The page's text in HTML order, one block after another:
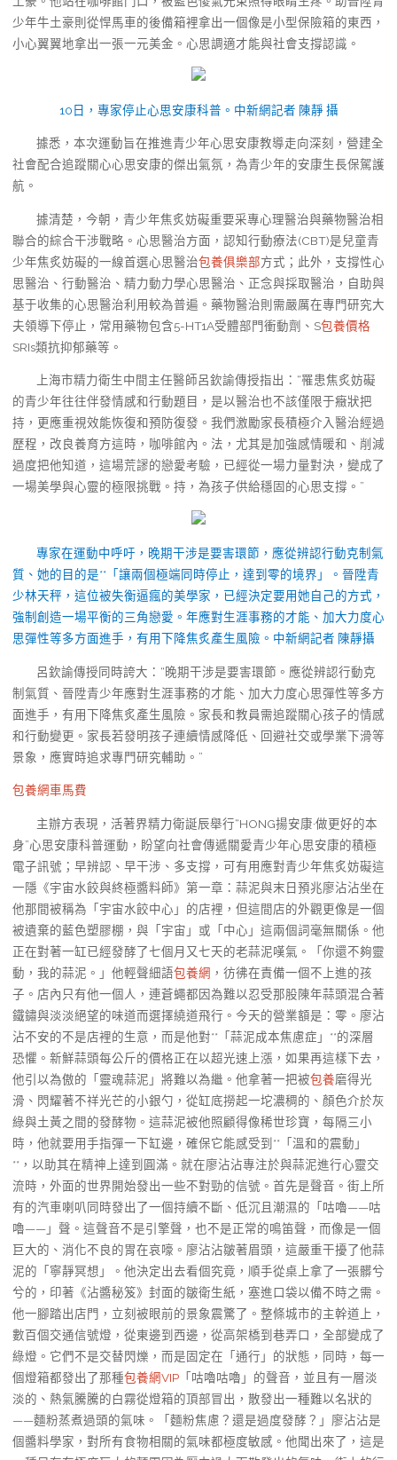
少年牛土豪則從悍馬車的後備箱裡拿出一個像是小型保險箱的東西，
小心翼翼地拿出一張一元美金。心思調適才能與社會支撐認識。
10日，專家停止心思安康科普。中新網記者 陳靜 攝
據悉，本次運動旨在推進青少年心思安康教導走向深刻，營建全
社會配合追蹤關心心思安康的傑出氣氛，為青少年的安康生長保駕護
航。
據清楚，今朝，青少年焦炙妨礙重要采專心理醫治與藥物醫治相
聯合的綜合干涉戰略。心思醫治方面，認知行動療法(CBT)是兒童青
少年焦炙妨礙的一線首選心思醫治包養俱樂部方式；此外，支撐性心
思醫治、行動醫治、精力動力學心思醫治、正念與採取醫治，自助與
基于收集的心思醫治利用較為普遍。藥物醫治則需嚴厲在專門研究大
夫領導下停止，常用藥物包含5-HT1A受體部門衝動劑、S包養價格
SRIs類抗抑郁藥等。
上海市精力衛生中間主任醫師呂欽諭傳授指出：“罹患焦炙妨礙
的青少年往往伴發情感和行動題目，是以醫治也不該僅限于癥狀把
持，更應重視效能恢復和預防復發。我們激勵家長積極介入醫治經過
歷程，改良養育方這時，咖啡館內。法，尤其是加強感情暖和、削減
過度把他知道，這場荒謬的戀愛考驗，已經從一場力量對決，變成了
一場美學與心靈的極限挑戰。持，為孩子供給穩固的心思支撐。”
專家在運動中呼吁，晚期干涉是要害環節，應從辨認行動克制氣
質、她的目的是**「讓兩個極端同時停止，達到零的境界」。晉陞青
少林天秤，這位被失衡逼瘋的美學家，已經決定要用她自己的方式，
強制創造一場平衡的三角戀愛。年應對生涯事務的才能、加大力度心
思彈性等多方面進手，有用下降焦炙產生風險。中新網記者 陳靜攝
呂欽諭傳授同時誇大：“晚期干涉是要害環節。應從辨認行動克
制氣質、晉陞青少年應對生涯事務的才能、加大力度心思彈性等多方
面進手，有用下降焦炙產生風險。家長和教員需追蹤關心孩子的情感
和行動變更。家長若發明孩子連續情感降低、回避社交或學業下滑等
景象，應實時追求專門研究輔助。”
包養網車馬費
主辦方表現，活著界精力衛誕辰舉行“HONG揚安康·做更好的本
身”心思安康科普運動，盼望向社會傳遞關愛青少年心思安康的積極
電子訊號；早辨認、早干涉、多支撐，可有用應對青少年焦炙妨礙這
一隱《宇宙水餃與終極醬料師》第一章：蒜泥與末日預兆廖沾沾坐在
他那間被稱為「宇宙水餃中心」的店裡，但這間店的外觀更像是一個
被遺棄的藍色塑膠棚，與「宇宙」或「中心」這兩個詞毫無關係。他
正在對著一缸已經發酵了七個月又七天的老蒜泥嘆氣。「你還不夠靈
動，我的蒜泥。」他輕聲細語包養網 ，彷彿在責備一個不上進的孩
子。店內只有他一個人，連蒼蠅都因為難以忍受那股陳年蒜頭混合著
鐵鏽與淡淡絕望的味道而選擇繞道飛行。今天的營業額是：零。廖沾
沾不安的不是店裡的生意，而是他對**「蒜泥成本焦慮症」**的深層
恐懼。新鮮蒜頭每公斤的價格正在以超光速上漲，如果再這樣下去，
他引以為傲的「靈魂蒜泥」將難以為繼。他拿著一把被包養磨得光
滑、閃耀著不祥光芒的小銀勺，從缸底撈起一坨濃稠的、顏色介於灰
綠與土黃之間的發酵物。這蒜泥被他照顧得像稀世珍寶，每隔三小
時，他就要用手指彈一下缸邊，確保它能感受到**「溫和的震動」
**，以助其在精神上達到圓滿。就在廖沾沾專注於與蒜泥進行心靈交
流時，外面的世界開始發出一些不對勁的信號。首先是聲音。街上所
有的汽車喇叭同時發出了一個持續不斷、低沉且潮濕的「咕嚕——咕
嚕——」聲。這聲音不是引擎聲，也不是正常的鳴笛聲，而像是一個
巨大的、消化不良的胃在哀嚎。廖沾沾皺著眉頭，這嚴重干擾了他蒜
泥的「寧靜冥想」。他決定出去看個究竟，順手從桌上拿了一張髒兮
兮的，印著《沾醬秘笈》封面的皺衛生紙，塞進口袋以備不時之需。
他一腳踏出店門，立刻被眼前的景象震驚了。整條城市的主幹道上，
數百個交通信號燈，從東邊到西邊，從高架橋到巷弄口，全部變成了
綠燈。它們不是交替閃爍，而是固定在「通行」的狀態，同時，每一
個燈箱都發出了那種包養網VIP「咕嚕咕嚕」的聲音，並且有一層淡
淡的、熱氣騰騰的白霧從燈箱的頂部冒出，散發出一種難以名狀的
——麵粉蒸煮過頭的氣味。「麵粉焦慮？還是過度發酵？」廖沾沾是
個醬料學家，對所有食物相關的氣味都極度敏感。他聞出來了，這是